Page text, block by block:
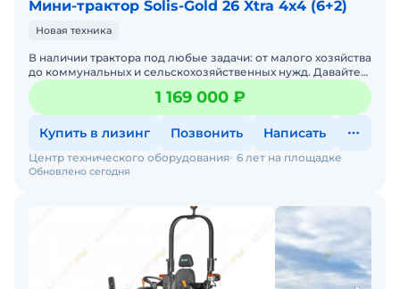
Мини-трактор Solis-Gold 26 Xtra 4x4 (6+2)
Новая техника
В наличии трактора под любые задачи: от малого хозяйства
до коммунальных и сельскохозяйственных нужд. Давайте
подберем трактор под ваши задачи — просто напиши
1 169 000 ₽
Купить в лизинг Позвонить Написать
Обновлено сегодня
Центр технического оборудования 6 лет на площадке